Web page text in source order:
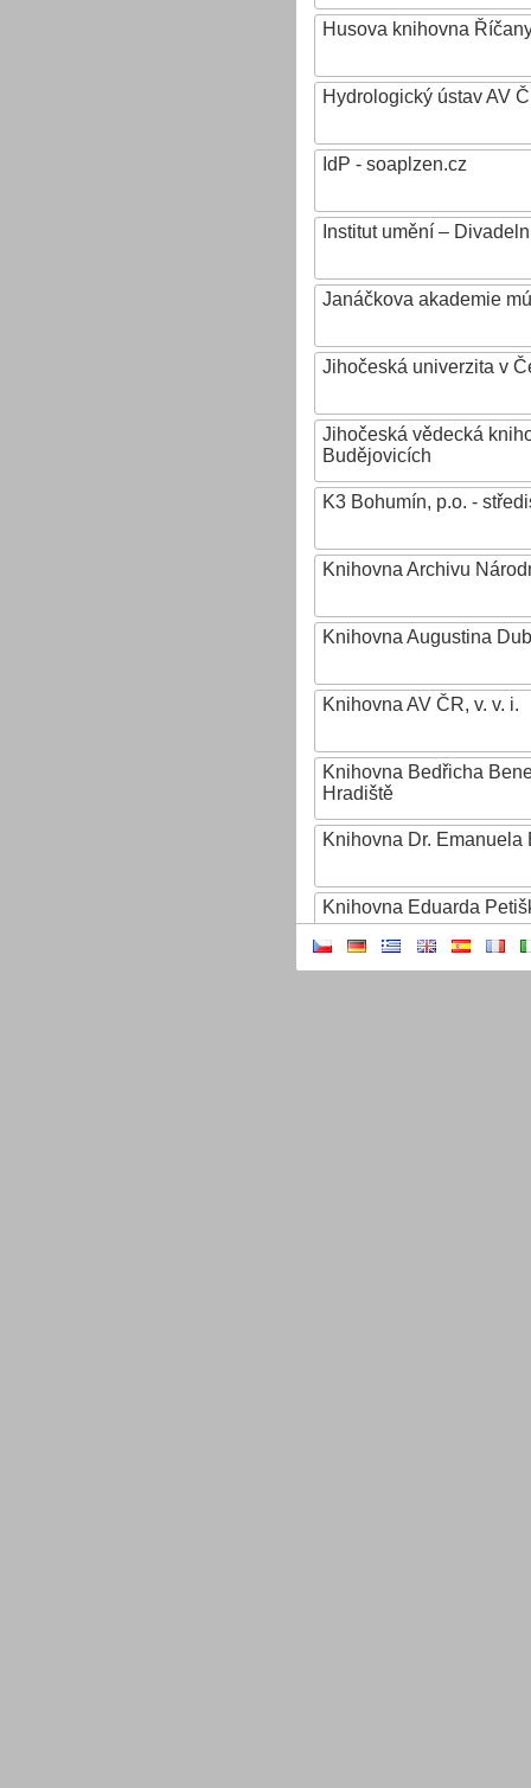
Husova knihovna
Hydrologický ústav AV
IdP - soaplzen.cz
Institut umění –
Janáčkova akademie
Jihočeská univerzita v
Jihočeská vědecká
Budějovicích
K3 Bohumín, p.o. -
Knihovna Archivu
Knihovna Augustina
Knihovna AV ČR, v. v. i.
Knihovna Bedřicha
Hradiště
Knihovna Dr. Emanuela
Knihovna Eduarda
Knihovna Ignáta